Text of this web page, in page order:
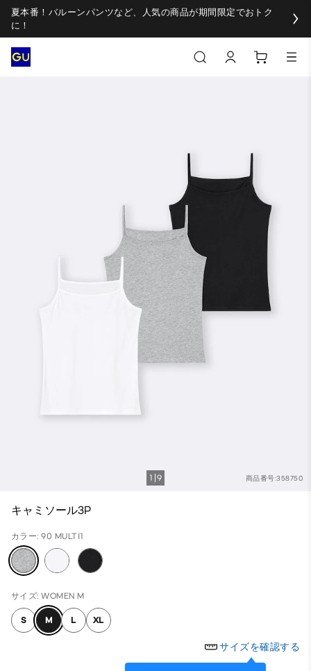
夏本番！バルーンパンツなど、人気の商品が期間限定でおトク
に！
商品番号:358750
1 9
キャミソール3P
カラー: 90 MULTI1
サイズ: WOMEN M
S M L XL
サイズを確認する